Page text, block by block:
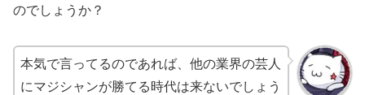
のでしょうか？
本気で言ってるのであれば、他の業界の芸人
にマジシャンが勝てる時代は来ないでしょう